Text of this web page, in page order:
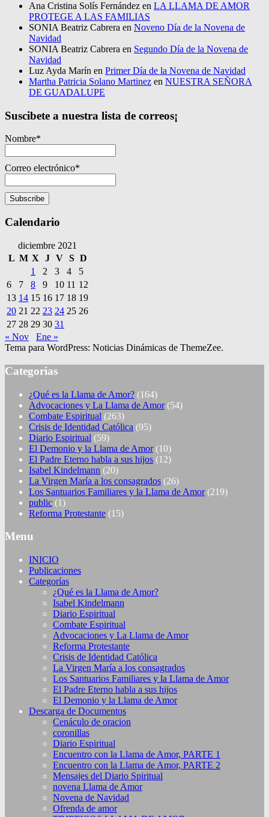
Ana Cristina Solís Fernández en LA LLAMA DE AMOR
PROTEGE A LAS FAMILIAS
SONIA Beatriz Cabrera en Noveno Día de la Novena de
Navidad
SONIA Beatriz Cabrera en Segundo Día de la Novena de
Navidad
Luz Ayda Marín en Primer Día de la Novena de Navidad
Martha Patricia Solano Martinez en NUESTRA SEÑORA
DE GUADALUPE
Suscibete a nuestra lista de correos¡
Nombre*
Correo electrónico*
Calendario
diciembre 2021
L M X J V S D
1
2 3 4
5
6
7 8 9 10 11 12
13 14 15 16 17 18 19
20 21 22 23 24 25 26
27 28 29 30 31
« Nov
Ene »
Tema para WordPress: Noticias Dinámicas de ThemeZee.
Categorias
¿Qué es la Llama de Amor? (164)
Advocaciones y La Llama de Amor(54)
Combate Espiritual (263)
Crisis de Identidad Católica (95)
Diario Espiritual (59)
El Demonio y la Llama de Amor(10)
El Padre Eterno habla a sus hijos (12)
Isabel Kindelmann (20)
La Virgen María a los consagrados (26)
Los Santuarios Familiares y la Llama de Amor(219)
public (1)
Reforma Protestante (15)
Menu
INICIO
Publicaciones
Categorías
¿Qué es la Llama de Amor?
Isabel Kindelmann
Diario Espiritual
Combate Espiritual
Advocaciones y La Llama de Amor
Reforma Protestante
Crisis de Identidad Católica
La Virgen María a los consagrados
Los Santuarios Familiares y la Llama de Amor
El Padre Eterno habla a sus hijos
El Demonio y la Llama de Amor
Descarga de Documentos
Cenáculo de oracion
coronillas
Diario Espiritual
Encuentro con la Llama de Amor, PARTE 1
Encuentro con la Llama de Amor, PARTE 2
Mensajes del Diario Spiritual
novena Llama de Amor
Novena de Navidad
Ofrenda de amor